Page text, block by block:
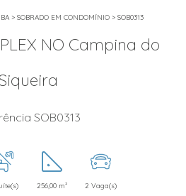
> SOBRADO EM CONDOMÍNIO> SOB0313
NO Campina do
SOB0313
256,00 m² 2 Vaga(s)